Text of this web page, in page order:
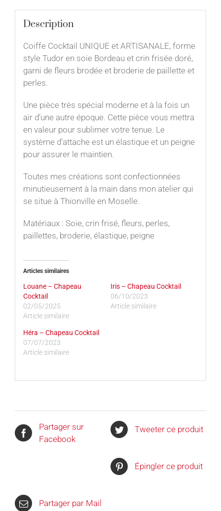
Description
Coiffe Cocktail UNIQUE et ARTISANALE, forme
style Tudor en soie Bordeau et crin frisée doré,
garni de fleurs brodée et broderie de paillette et
perles.
Une pièce très spécial moderne et à la fois un
air d’une autre époque. Cette pièce vous mettra
en valeur pour sublimer votre tenue. Le
système d’attache est un élastique et un peigne
pour assurer le maintien.
Toutes mes créations sont confectionnées
minutieusement à la main dans mon atelier qui
se situe à Thionville en Moselle.
Matériaux : Soie, crin frisé, fleurs, perles,
paillettes, broderie, élastique, peigne
Articles similaires
Louane – Chapeau
Cocktail
02/05/2025
Article similaire
Iris – Chapeau Cocktail
06/10/2023
Article similaire
Héra – Chapeau Cocktail
07/07/2023
Article similaire
Partager sur
Facebook
Tweeter ce produit
Épingler ce produit
Partager par Mail